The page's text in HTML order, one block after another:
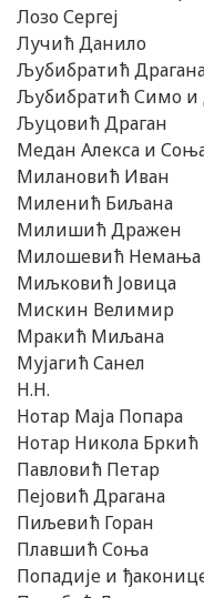
Лозо Сергеј
Лучић Данило
Љубибратић
Љубибратић Симо и
Љуцовић Драган
Медан Алекса и
Милановић Иван
Миленић Биљана
Милишић Дражен
Милошевић Немања
Миљковић Јовица
Мискин Велимир
Мракић Миљана
Мујагић Санел
Н.Н.
Нотар Маја Попара
Нотар Никола Бркић
Павловић Петар
Пејовић Драгана
Пиљевић Горан
Плавшић Соња
Попадије и